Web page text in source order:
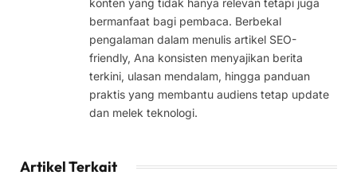
bermanfaat bagi pembaca. Berbekal
pengalaman dalam menulis artikel SEO-
friendly, Ana konsisten menyajikan berita
terkini, ulasan mendalam, hingga panduan
praktis yang membantu audiens tetap update
dan melek teknologi.
Artikel Terkait